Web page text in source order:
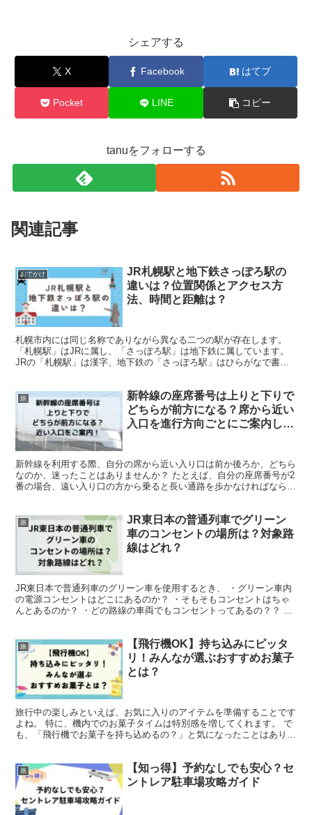
シェアする
X Facebook はてブ
Pocket LINE コピー
tanuをフォローする
関連記事
おでかけ
JR札幌駅と地下鉄さっぽろ駅の
違いは？位置関係とアクセス方
法、時間と距離は？
札幌市内には同じ名称でありながら異なる二つの駅が存在します。
「札幌駅」はJRに属し、「さっぽろ駅」は地下鉄に属しています。
JRの「札幌駅」は漢字、地下鉄の「さっぽろ駅」はひらがなで書か
旅
新幹線の座席番号は上りと下りで
どちらが前方になる？席から近い
入口を進行方向ごとにご案内しま
新幹線を利用する際、自分の席から近い入り口は前か後ろか、どちら
なのか、迷ったことはありませんか？ たとえば、自分の座席番号が2
番の場合、遠い入り口の方から乗ると長い通路を歩かなければなら
旅
JR東日本の普通列車でグリーン
車のコンセントの場所は？対象路
線はどれ？
JR東日本で普通列車のグリーン車を使用するとき、 ・グリーン車内
の電源コンセントはどこにあるのか？ ・そもそもコンセントはちゃ
んとあるのか？ ・どの路線の車両でもコンセントってあるの？？ そ
旅
【飛行機OK】持ち込みにピッタ
リ！みんなが選ぶおすすめお菓子
とは？
旅行中の楽しみといえば、お気に入りのアイテムを準備することです
よね。 特に、機内でのお菓子タイムは特別感を増してくれます。 で
も、「飛行機でお菓子を持ち込めるの？」と気になったことはありま
旅
【知っ得】予約なしでも安心？セ
ントレア駐車場攻略ガイド